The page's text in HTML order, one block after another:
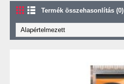
Termék összehasonlítás (0)